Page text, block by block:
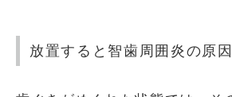
放置すると智歯周囲炎の原